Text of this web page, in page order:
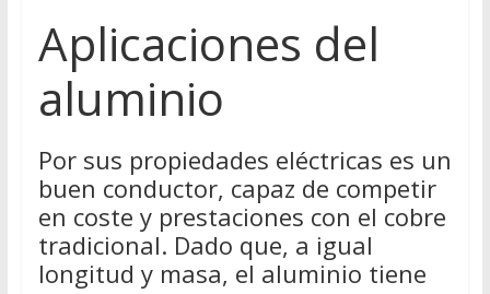
Aplicaciones del
aluminio
Por sus propiedades eléctricas es un
buen conductor, capaz de competir
en coste y prestaciones con el cobre
tradicional. Dado que, a igual
longitud y masa, el aluminio tiene